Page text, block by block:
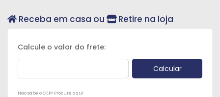
Receba em casa ou Retire na loja
Não sabe o CEP? Procure aqui